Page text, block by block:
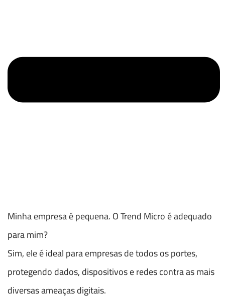
Minha empresa é pequena. O Trend Micro é adequado
para mim?
Sim, ele é ideal para empresas de todos os portes,
protegendo dados, dispositivos e redes contra as mais
diversas ameaças digitais.